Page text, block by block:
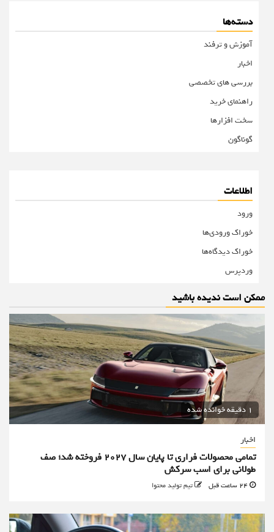
دسته‌ها
آموزش و ترفند
اخبار
بررسی های تخصصی
راهنمای خرید
سخت افزارها
گوناگون
اطلاعات
ورود
خوراک ورودی‌ها
خوراک دیدگاه‌ها
وردپرس
ممکن است ندیده باشید
1 دقیقه خوانده شده
اخبار
تمامی محصولات فراری تا پایان سال ۲۰۲۷ فروخته شد؛ صف
طولانی برای اسب سرکش
تیم تولید محتوا